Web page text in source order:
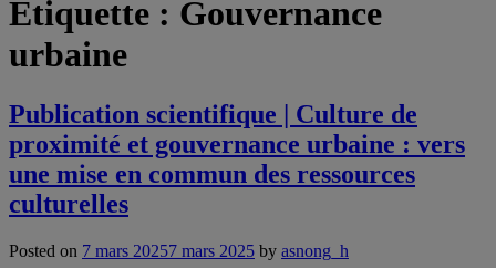
Étiquette : Gouvernance
urbaine
Publication scientifique | Culture de
proximité et gouvernance urbaine : vers
une mise en commun des ressources
culturelles
Posted on 7 mars 20257 mars 2025 by asnong_h